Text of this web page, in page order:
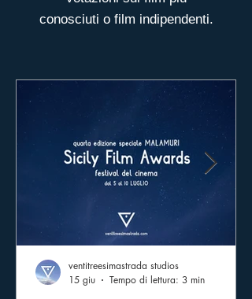
conosciuti o film indipendenti.
ventitreesimastrada studios
15 giu
Tempo di lettura: 3 min